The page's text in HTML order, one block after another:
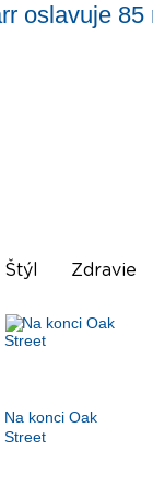
oslavuje 85
Štýl Zdravie
Na konci Oak
Street